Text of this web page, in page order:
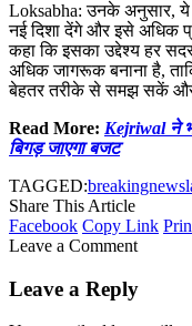
Loksabha: उनके अनुसार, ये
नई दिशा देंगे और इसे अधिक
कहा कि इसका उद्देश्य हर
अधिक जागरूक बनाना है,
बेहतर तरीके से समझ सकें
Read More: Kejriwal ने
बिगड़ जाएगा बजट
TAGGED:breakingnews
Share This Article
Facebook Copy Link
Leave a Comment
Leave a Reply